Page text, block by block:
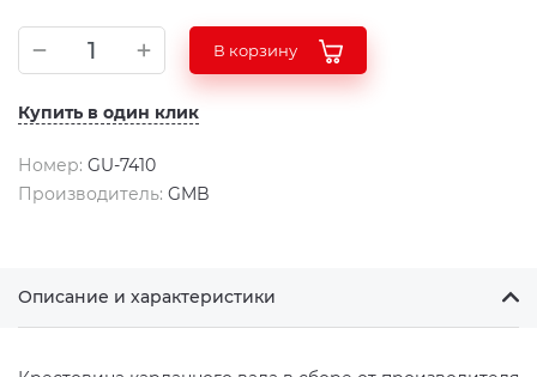
В корзину
Купить в один клик
Номер: GU-7410
Производитель: GMB
Описание и характеристики